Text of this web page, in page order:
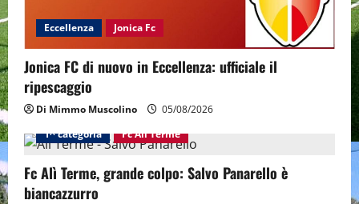
Eccellenza Jonica Fc
Jonica FC di nuovo in Eccellenza: ufficiale il
ripescaggio
Di Mimmo Muscolino
05/08/2026
1^ categoria
Fc Alì Terme
Fc Alì Terme, grande colpo: Salvo Panarello è
biancazzurro